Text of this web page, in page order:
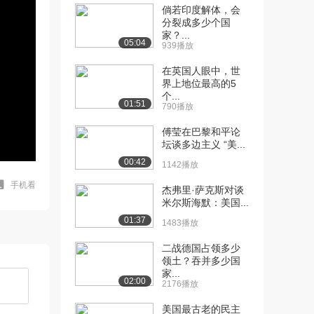
手机看
05:04
倘若印度解体，会
分裂成多少个国
家？...
939播放
01:51
在英国人眼中，世
界上地位最高的5
个...
790播放
00:42
傅莹在巴黎和平论
坛谈多边主义 “美...
1142播放
01:37
杰弗里·萨克斯对谈
米尔斯海默：美国...
1483播放
02:00
二战德国占领多少
领土？吞并多少国
家...
2176播放
美国最古老的民主